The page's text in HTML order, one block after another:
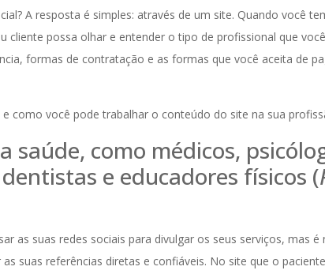
A resposta é simples: através de um site. Quando você
cliente possa olhar e entender o tipo de profissional que
formas de contratação e as formas que você aceita de
e como você pode trabalhar o conteúdo do site na sua
saúde, como médicos,
e educadores físicos (
as suas redes sociais para divulgar os seus serviços, mas
suas referências diretas e confiáveis. No site que o